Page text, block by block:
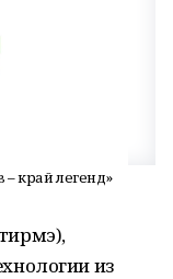
край легенд»
из